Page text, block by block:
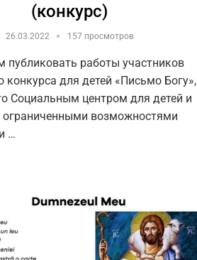
(конкурс)
26.03.2022 157 просмотров
публиковать работы участников
конкурса для детей «Письмо Богу»,
Социальным центром для детей и
возможностями
…